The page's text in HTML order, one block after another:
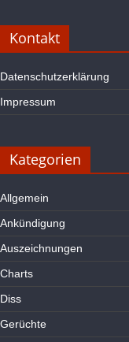
Kontakt
Datenschutzerklärung
Impressum
Kategorien
Allgemein
Ankündigung
Auszeichnungen
Charts
Diss
Gerüchte